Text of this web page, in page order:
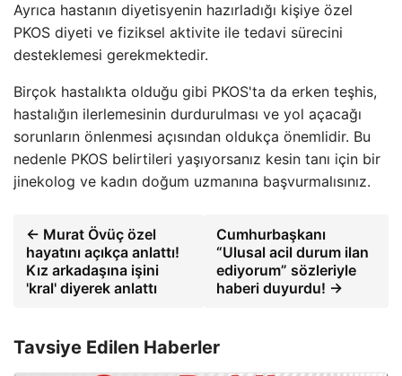
Ayrıca hastanın diyetisyenin hazırladığı kişiye özel
PKOS diyeti ve fiziksel aktivite ile tedavi sürecini
desteklemesi gerekmektedir.
Birçok hastalıkta olduğu gibi PKOS'ta da erken teşhis,
hastalığın ilerlemesinin durdurulması ve yol açacağı
sorunların önlenmesi açısından oldukça önemlidir. Bu
nedenle PKOS belirtileri yaşıyorsanız kesin tanı için bir
jinekolog ve kadın doğum uzmanına başvurmalısınız.
← Murat Övüç özel
hayatını açıkça anlattı!
Kız arkadaşına işini
'kral' diyerek anlattı
Cumhurbaşkanı
“Ulusal acil durum ilan
ediyorum” sözleriyle
haberi duyurdu! →
Tavsiye Edilen Haberler